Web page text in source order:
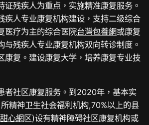
证残疾人为重点，实施精准康复服务。
疾人专业康复机构建设，支持二级综合
医疗为主的综合医院台灣包養網或康复
与残疾人专业康复机构双向转诊制度。
康复。建设康复大学，培养康复专业技
社区康复服务。到2020年，基本实
精神卫生社会福利机构,70%以上的县
心網区)设有精神障碍社区康复机构或